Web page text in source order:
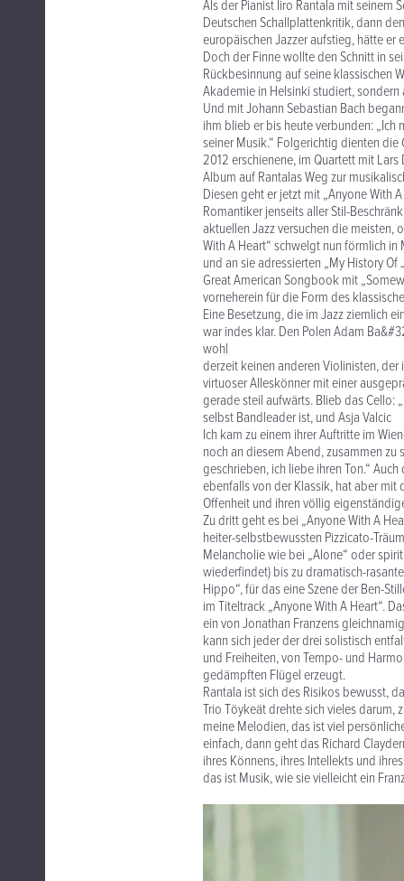
Als der Pianist Iiro Rantala mit seinem
Deutschen Schallplattenkritik, dann
europäischen Jazzer aufstieg, hätte er
Doch der Finne wollte den Schnitt in
Rückbesinnung auf seine klassischen
Akademie in Helsinki studiert,
Und mit Johann Sebastian Bach
ihm blieb er bis heute verbunden: „Ich
seiner Musik.“ Folgerichtig dienten die
2012 erschienene, im Quartett mit
Album auf Rantalas Weg zur
Diesen geht er jetzt mit „Anyone With
Romantiker jenseits aller Stil-
aktuellen Jazz versuchen die meisten,
With A Heart“ schwelgt nun förmlich
und an sie adressierten „My History
Great American Songbook mit
vorneherein für die Form des
Eine Besetzung, die im Jazz ziemlich
war indes klar. Den Polen Adam
wohl
derzeit keinen anderen Violinisten,
virtuoser Alleskönner mit einer
gerade steil aufwärts. Blieb das Cello:
selbst Bandleader ist, und Asja Valcic
Ich kam zu einem ihrer Auftritte im
noch an diesem Abend, zusammen zu
geschrieben, ich liebe ihren Ton.“
ebenfalls von der Klassik, hat aber mit
Offenheit und ihren völlig
Zu dritt geht es bei „Anyone With A
heiter-selbstbewussten Pizzicato-
Melancholie wie bei „Alone“ oder
wiederfindet) bis zu dramatisch-
Hippo“, für das eine Szene der Ben-
im Titeltrack „Anyone With A Heart“.
ein von Jonathan Franzens
kann sich jeder der drei solistisch
und Freiheiten, von Tempo- und
gedämpften Flügel erzeugt.
Rantala ist sich des Risikos bewusst,
Trio Töykeät drehte sich vieles darum,
meine Melodien, das ist viel
einfach, dann geht das Richard
ihres Könnens, ihres Intellekts und
das ist Musik, wie sie vielleicht ein